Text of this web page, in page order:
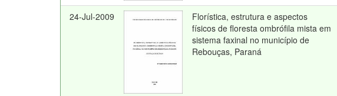
24-Jul-2009
Florística, estrutura e aspectos
físicos de floresta ombrófila mista em
sistema faxinal no município de
Rebouças, Paraná